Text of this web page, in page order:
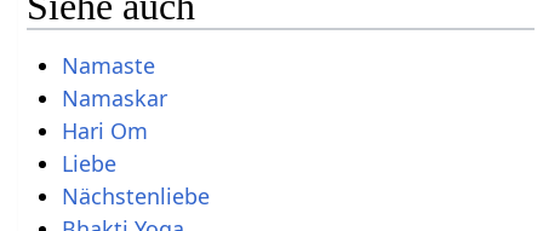
Namaste
Namaskar
Hari Om
Liebe
Nächstenliebe